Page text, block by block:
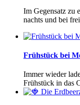
Im Gegensatz zu
nachts und bei
Frühstück bei
Immer wieder
Frühstück in das